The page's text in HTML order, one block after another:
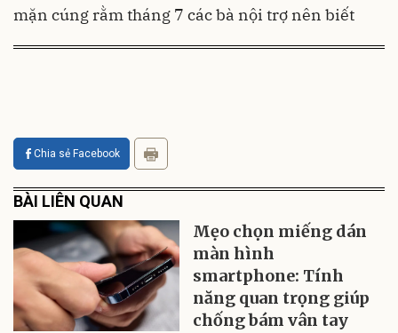
mặn cúng rằm tháng 7 các bà nội trợ nên biết
Chia sẻ Facebook
BÀI LIÊN QUAN
Mẹo chọn miếng dán
màn hình
smartphone: Tính
năng quan trọng giúp
chống bám vân tay